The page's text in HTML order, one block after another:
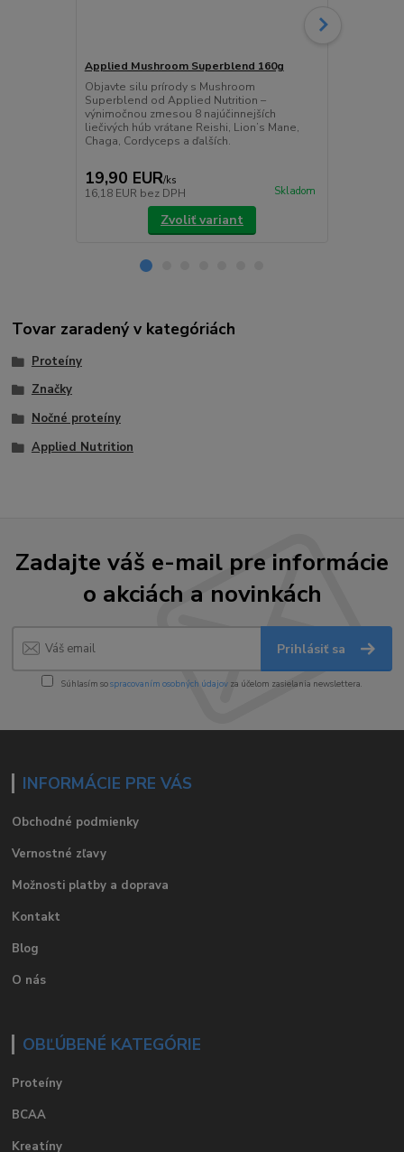
Applied Mushroom Superblend 160g
Objavte silu prírody s Mushroom
Superblend od Applied Nutrition –
výnimočnou zmesou 8 najúčinnejších
liečivých húb vrátane Reishi, Lion’s Mane,
Chaga, Cordyceps a ďalších.
19,90 EUR/ks
16,18 EUR bez DPH Skladom
Zvoliť variant
Tovar zaradený v kategóriách
Proteíny
Značky
Nočné proteíny
Applied Nutrition
Zadajte váš e-mail pre informácie
o akciách a novinkách
Prihlásiť sa
Súhlasím sospracovaním osobných údajov za účelom zasielania newslettera.
INFORMÁCIE PRE VÁS
Obchodné podmienky
Vernostné zľavy
Možnosti platby a doprava
Kontakt
Blog
O nás
OBĽÚBENÉ KATEGÓRIE
Proteíny
BCAA
Kreatíny